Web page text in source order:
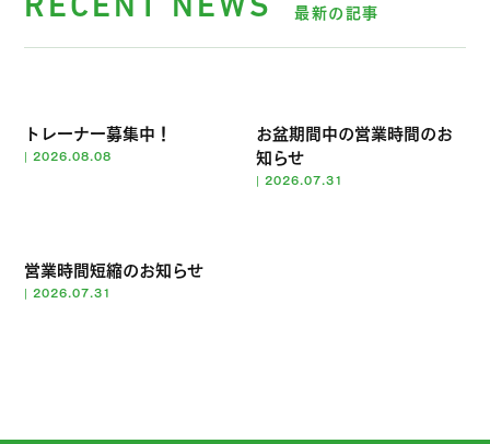
RECENT NEWS 最新の記事
トレーナー募集中！
|2026.08.08
お盆期間中の営業時間のお
知らせ
|2026.07.31
営業時間短縮のお知らせ
|2026.07.31